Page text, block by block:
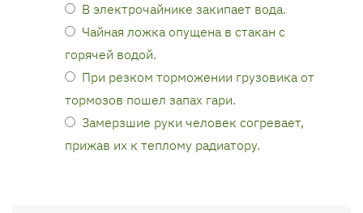
В электрочайнике закипает вода.
Чайная ложка опущена в стакан с
горячей водой.
При резком торможении грузовика от
тормозов пошел запах гари.
Замерзшие руки человек согревает,
прижав их к теплому радиатору.